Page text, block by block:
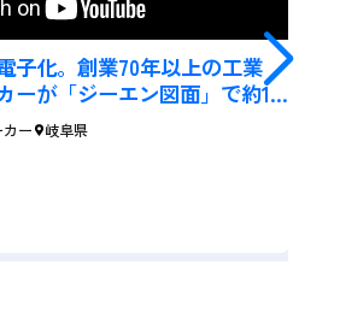
子化。創業70年以上の工業
ーが「ジーエン図面」で約15
を効率化
ー
岐阜県